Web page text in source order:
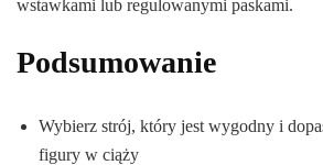
wstawkami lub regulowanymi paskami.
Podsumowanie
Wybierz strój, który jest wygodny i
figury w ciąży